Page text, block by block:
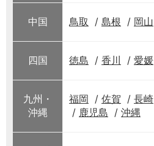
中国 鳥取 島根 岡山
四国 徳島 香川 愛媛
九州・
沖縄
福岡 佐賀 長崎
鹿児島
沖縄